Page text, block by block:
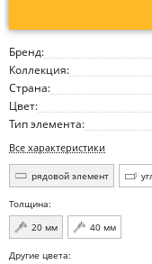
Бренд:
Коллекция:
Страна:
Цвет:
Тип элемента:
Все характеристики
рядовой элемент
Толщина:
20 мм
40 мм
Другие цвета: